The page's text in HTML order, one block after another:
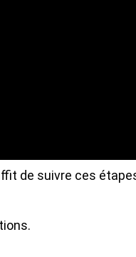
de suivre ces